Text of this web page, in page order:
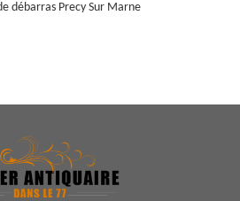
débarras Precy Sur Marne